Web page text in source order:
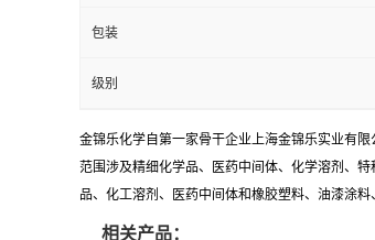
包装
级别
金锦乐化学自第一家骨干企业上海金锦乐实业有
范围涉及精细化学品、医药中间体、化学溶剂、
品、化工溶剂、医药中间体和橡胶塑料、油漆涂
相关产品：